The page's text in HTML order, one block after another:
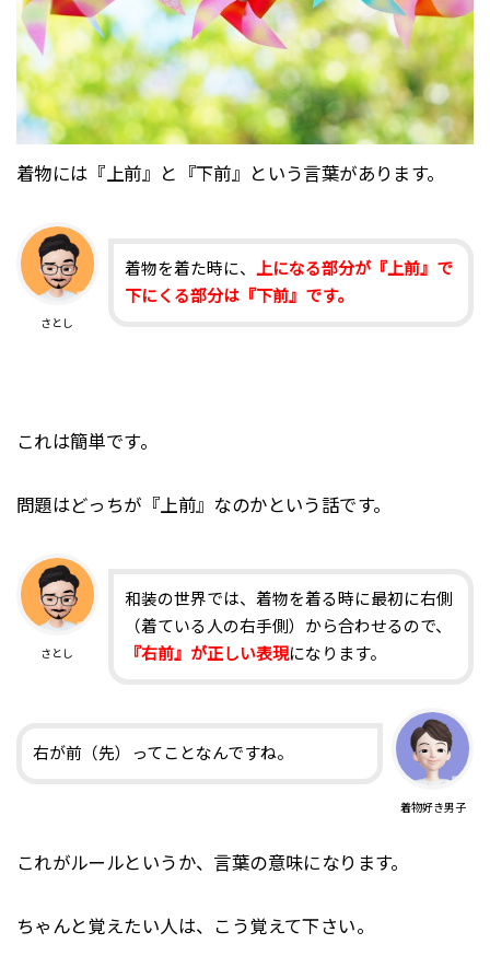
着物には『上前』と『下前』という言葉があります。
さとし
着物を着た時に、 上になる部分が『上前』で
下にくる部分は『下前』です。
これは簡単です。
問題はどっちが『上前』なのかという話です。
さとし
和装の世界では、着物を着る時に最初に右側
（着ている人の右手側）から合わせるので、
『右前』が正しい表現になります。
着物好き男子
右が前（先）ってことなんですね。
これがルールというか、言葉の意味になります。
ちゃんと覚えたい人は、こう覚えて下さい。